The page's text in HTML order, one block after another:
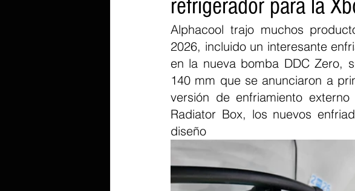
refrigerador para la
Alphacool trajo muchos
2026, incluido un interesante
en la nueva bomba DDC Zero,
140 mm que se anunciaron a
versión de enfriamiento
Radiator Box, los nuevos
diseño